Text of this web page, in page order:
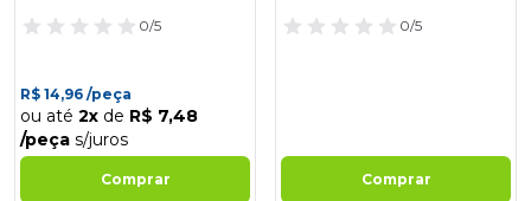
0/5
R$ 14,96 /peça
ou até 2x de R$ 7,48
/peça s/juros
Comprar
0/5
Comprar